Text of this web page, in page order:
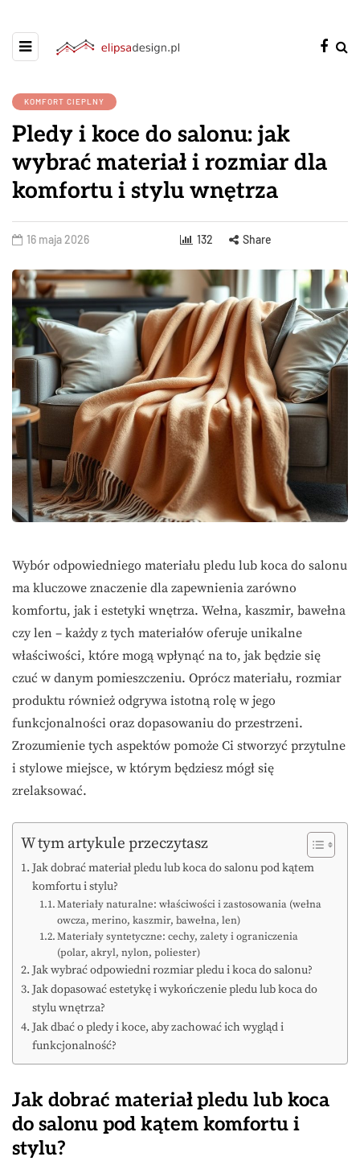
KOMFORT CIEPLNY
Pledy i koce do salonu: jak
wybrać materiał i rozmiar dla
komfortu i stylu wnętrza
16 maja 2026 132 Share
Wybór odpowiedniego materiału pledu lub koca do salonu
ma kluczowe znaczenie dla zapewnienia zarówno
komfortu, jak i estetyki wnętrza. Wełna, kaszmir, bawełna
czy len – każdy z tych materiałów oferuje unikalne
właściwości, które mogą wpłynąć na to, jak będzie się
czuć w danym pomieszczeniu. Oprócz materiału, rozmiar
produktu również odgrywa istotną rolę w jego
funkcjonalności oraz dopasowaniu do przestrzeni.
Zrozumienie tych aspektów pomoże Ci stworzyć przytulne
i stylowe miejsce, w którym będziesz mógł się
zrelaksować.
W tym artykule przeczytasz
Jak dobrać materiał pledu lub koca do salonu pod kątem
komfortu i stylu?
Materiały naturalne: właściwości i zastosowania (wełna
owcza, merino, kaszmir, bawełna, len)
Materiały syntetyczne: cechy, zalety i ograniczenia
(polar, akryl, nylon, poliester)
Jak wybrać odpowiedni rozmiar pledu i koca do salonu?
Jak dopasować estetykę i wykończenie pledu lub koca do
stylu wnętrza?
Jak dbać o pledy i koce, aby zachować ich wygląd i
funkcjonalność?
Jak dobrać materiał pledu lub koca
do salonu pod kątem komfortu i
stylu?